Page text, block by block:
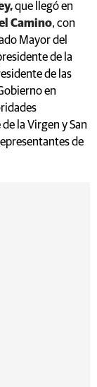
que llegó en
Camino, con
Mayor del
de la
de las
en
la Virgen y San
de